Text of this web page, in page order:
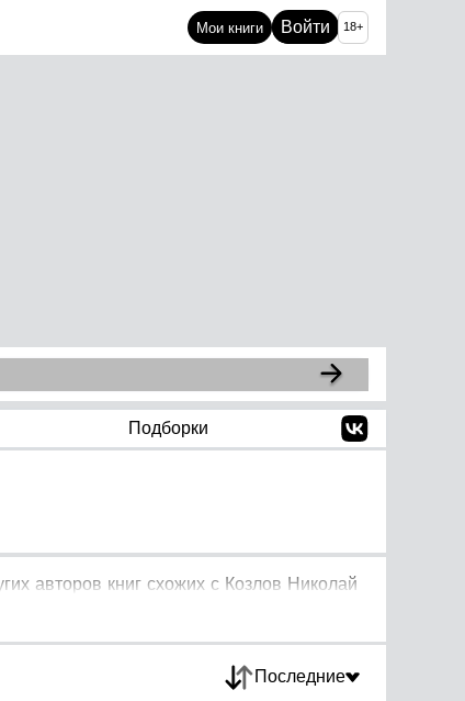
Мои книги Войти 18+
Подборки
авторов книг схожих с Козлов Николай
Последние